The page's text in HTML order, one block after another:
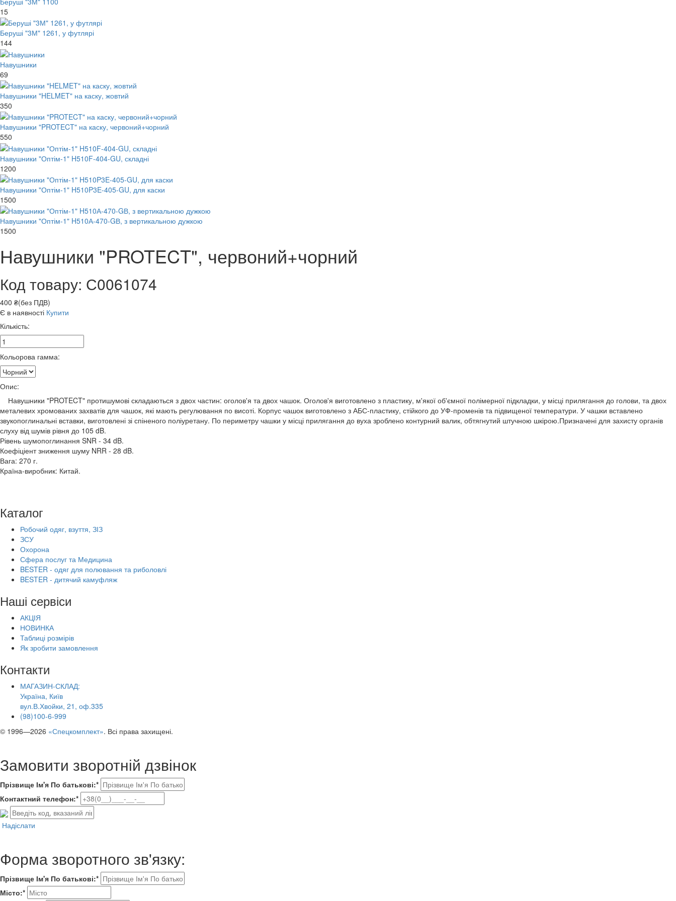
15
Беруші "3М" 1261, у футлярі
144
Навушники
69
Навушники "HELMET" на каску, жовтий
350
Навушники "PROTECT" на каску, червоний+чорний
550
Навушники "Оптім-1" H510F-404-GU, складні
1200
Навушники "Оптім-1" H510P3E-405-GU, для каски
1500
Навушники "Оптім-1" H510А-470-GВ, з вертикальною дужкою
1500
Навушники "PROTECT", червоний+чорний
Код товару: С0061074
400 ₴(без ПДВ)
Є в наявності Купити
Кількість:
Кольорова гамма:
Опис:
Навушники "PROTECT" протишумові складаються з двох частин: оголов'я та двох чашок. Оголов'я виготовлено з пластику, м'якої об'ємної полімерної підкладки, у місці прилягання до голови, та двох
металевих хромованих захватів для чашок, які мають регулювання по висоті. Корпус чашок виготовлено з АБС-пластику, стійкого до УФ-променів та підвищеної температури. У чашки вставлено
звукопоглинальні вставки, виготовлені зі спіненого поліуретану. По периметру чашки у місці прилягання до вуха зроблено контурний валик, обтягнутий штучною шкірою.Призначені для захисту органів
слуху від шумів рівня до 105 dB.
Рівень шумопоглинання SNR - 34 dB.
Коефіціент зниження шуму NRR - 28 dB.
Вага: 270 г.
Країна-виробник: Китай.
Каталог
Робочий одяг, взуття, ЗІЗ
ЗСУ
Охорона
Сфера послуг та Медицина
BESTER - одяг для полювання та риболовлі
BESTER - дитячий камуфляж
Наші сервіси
АКЦІЯ
НОВИНКА
Таблиці розмірів
Як зробити замовлення
Контакти
МАГАЗИН-СКЛАД:
Україна, Київ
вул.В.Хвойки, 21, оф.335
(98)100-6-999
© 1996—2026 «Спецкомплект». Всі права захищені.
Замовити зворотній дзвінок
Прізвище Ім'я По батькові:*
Контактний телефон:*
Надіслати
Форма зворотного зв'язку:
Прізвище Ім'я По батькові:*
Місто:*